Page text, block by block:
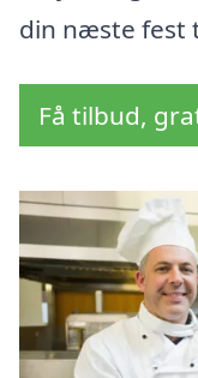
din næste fest
Få tilbud,